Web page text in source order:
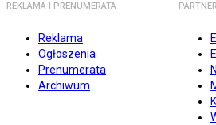
REKLAMA I PRENUMERATA
Reklama
Ogłoszenia
Prenumerata
Archiwum